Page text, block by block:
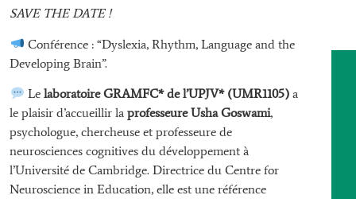
SAVE THE DATE !
Conférence : “Dyslexia, Rhythm, Language and the
Developing Brain”.
Lelaboratoire GRAMFC* de l’UPJV* (UMR1105)a
le plaisir d’accueillir laprofesseure Usha Goswami,
psychologue, chercheuse et professeure de
neurosciences cognitives du développement à
l’Université de Cambridge. Directrice du Centre for
Neuroscience in Education, elle est une référence